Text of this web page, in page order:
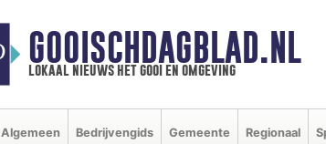
GOOISCHDAGBLAD.NL
lokaal nieuws het gooi en omgeving
Algemeen Bedrijvengids Gemeente Regionaal